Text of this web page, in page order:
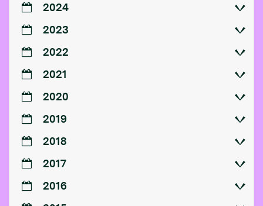
2024
2023
2022
2021
2020
2019
2018
2017
2016